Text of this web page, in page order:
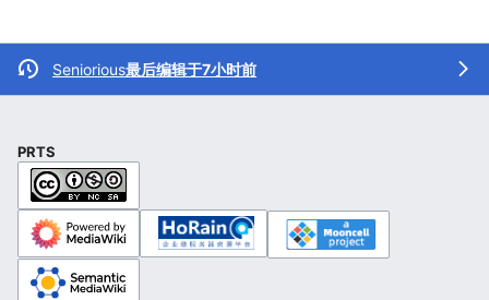
Seniorious最后编辑于7小时前
PRTS